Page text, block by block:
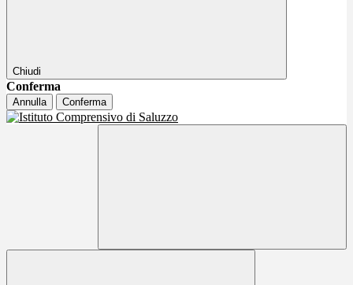
Chiudi
Conferma
Annulla Conferma